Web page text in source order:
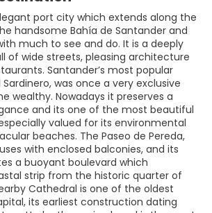
port city which extends along the
handsome Bahía de Santander and
much to see and do. It is a deeply
of wide streets, pleasing architecture
Santander’s most popular
was once a very exclusive
wealthy. Nowadays it preserves a
and its one of the most beautiful
valued for its environmental
beaches. The Paseo de Pereda,
with enclosed balconies, and its
a buoyant boulevard which
strip from the historic quarter of
Cathedral is one of the oldest
its earliest construction dating